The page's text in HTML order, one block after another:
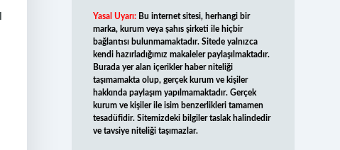
Yasal Uyarı: Bu internet sitesi, herhangi bir
marka, kurum veya şahıs şirketi ile hiçbir
bağlantısı bulunmamaktadır. Sitede yalnızca
kendi hazırladığımız makaleler paylaşılmaktadır.
Burada yer alan içerikler haber niteliği
taşımamakta olup, gerçek kurum ve kişiler
hakkında paylaşım yapılmamaktadır. Gerçek
kurum ve kişiler ile isim benzerlikleri tamamen
tesadüfidir. Sitemizdeki bilgiler taslak halindedir
ve tavsiye niteliği taşımazlar.